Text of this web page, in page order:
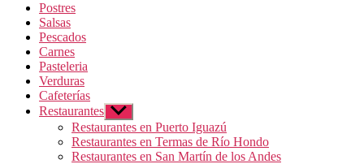
Postres
Salsas
Pescados
Carnes
Pasteleria
Verduras
Cafeterías
Restaurantes Mostrar
el
submenú
Restaurantes en Puerto Iguazú
Restaurantes en Termas de Río Hondo
Restaurantes en San Martín de los Andes